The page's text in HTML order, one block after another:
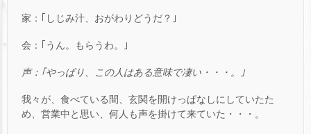
家：｢しじみ汁、おがわりどうだ？｣
会：｢うん。もらうわ。｣
声：｢やっぱり、この人はある意味で凄い・・・。｣
我々が、食べている間、玄関を開けっぱなしにしていたた
め、営業中と思い、何人も声を掛けて来ていた・・・。